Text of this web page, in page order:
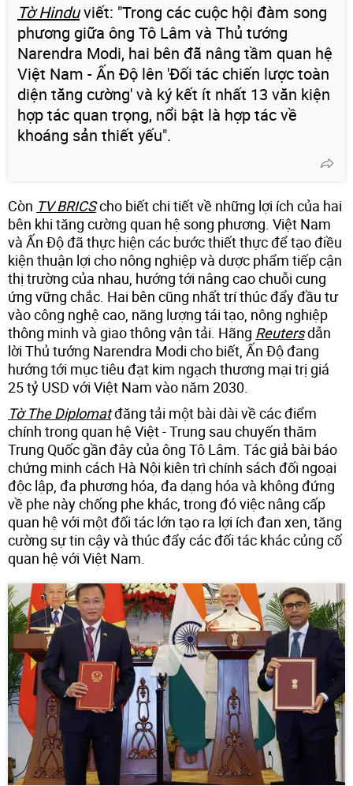
Tờ Hinduviết: "Trong các cuộc hội đàm song
phương giữa ông Tô Lâm và Thủ tướng
Narendra Modi, hai bên đã nâng tầm quan hệ
Việt Nam - Ấn Độ lên 'Đối tác chiến lược toàn
diện tăng cường' và ký kết ít nhất 13 văn kiện
hợp tác quan trọng, nổi bật là hợp tác về
khoáng sản thiết yếu".
Còn TV BRICScho biết chi tiết về những lợi ích của hai
bên khi tăng cường quan hệ song phương. Việt Nam
và Ấn Độ đã thực hiện các bước thiết thực để tạo điều
kiện thuận lợi cho nông nghiệp và dược phẩm tiếp cận
thị trường của nhau, hướng tới nâng cao chuỗi cung
ứng vững chắc. Hai bên cũng nhất trí thúc đẩy đầu tư
vào công nghệ cao, năng lượng tái tạo, nông nghiệp
thông minh và giao thông vận tải. Hãng Reutersdẫn
lời Thủ tướng Narendra Modi cho biết, Ấn Độ đang
hướng tới mục tiêu đạt kim ngạch thương mại trị giá
25 tỷ USD với Việt Nam vào năm 2030.
Tờ The Diplomatđăng tải một bài dài về các điểm
chính trong quan hệ Việt - Trung sau chuyến thăm
Trung Quốc gần đây của ông Tô Lâm. Tác giả bài báo
chứng minh cách Hà Nội kiên trì chính sách đối ngoại
độc lập, đa phương hóa, đa dạng hóa và không đứng
về phe này chống phe khác, trong đó việc nâng cấp
quan hệ với một đối tác lớn tạo ra lợi ích đan xen, tăng
cường sự tin cậy và thúc đẩy các đối tác khác củng cố
quan hệ với Việt Nam.